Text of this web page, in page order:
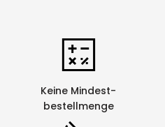
Keine Mindest-
bestellmenge